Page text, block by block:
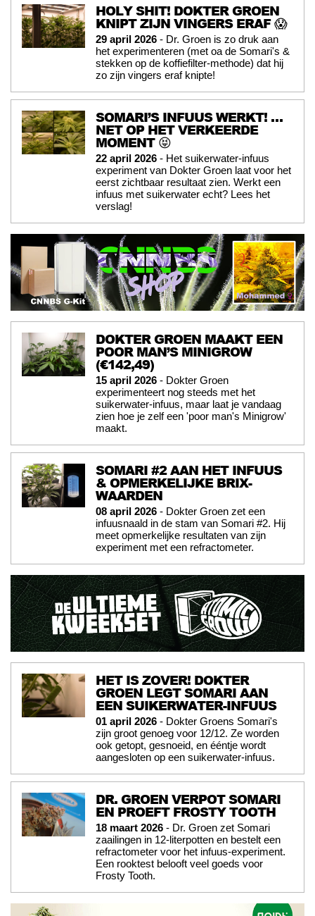
HOLY SHIT! DOKTER GROEN
KNIPT ZIJN VINGERS ERAF 😱
29 april 2026 - Dr. Groen is zo druk aan
het experimenteren (met oa de Somari's &
stekken op de koffiefilter-methode) dat hij
zo zijn vingers eraf knipte!
SOMARI’S INFUUS WERKT! …
NET OP HET VERKEERDE
MOMENT 😝
22 april 2026 - Het suikerwater-infuus
experiment van Dokter Groen laat voor het
eerst zichtbaar resultaat zien. Werkt een
infuus met suikerwater echt? Lees het
verslag!
DOKTER GROEN MAAKT EEN
POOR MAN’S MINIGROW
(€142,49)
15 april 2026 - Dokter Groen
experimenteert nog steeds met het
suikerwater-infuus, maar laat je vandaag
zien hoe je zelf een 'poor man's Minigrow'
maakt.
SOMARI #2 AAN HET INFUUS
& OPMERKELIJKE BRIX-
WAARDEN
08 april 2026 - Dokter Groen zet een
infuusnaald in de stam van Somari #2. Hij
meet opmerkelijke resultaten van zijn
experiment met een refractometer.
HET IS ZOVER! DOKTER
GROEN LEGT SOMARI AAN
EEN SUIKERWATER-INFUUS
01 april 2026 - Dokter Groens Somari's
zijn groot genoeg voor 12/12. Ze worden
ook getopt, gesnoeid, en ééntje wordt
aangesloten op een suikerwater-infuus.
DR. GROEN VERPOT SOMARI
EN PROEFT FROSTY TOOTH
18 maart 2026 - Dr. Groen zet Somari
zaailingen in 12-literpotten en bestelt een
refractometer voor het infuus-experiment.
Een rooktest belooft veel goeds voor
Frosty Tooth.